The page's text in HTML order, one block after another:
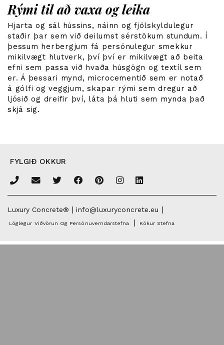
Rými til að vaxa og leika
Hjarta og sál hússins, náinn og fjölskyldulegur
staðir þar sem við deilumst sérstökum stundum. Í
þessum herbergjum fá persónulegur smekkur
mikilvægt hlutverk, því því er mikilvægt að beita
efni sem passa við hvaða húsgögn og textíl sem
er. Á þessari mynd, microcementið sem er notað
á gólfi og veggjum, skapar rými sem dregur að
ljósið og dreifir því, láta þá hluti sem mynda það
skjá sig.
FYLGIÐ OKKUR
Luxury Concrete® |info@luxuryconcrete.eu |
Löglegur Viðvörun Og Persónuverndarstefna | Kökur Stefna